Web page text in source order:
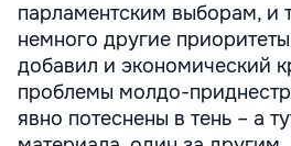
парламентским выборам, и
немного другие
добавил и экономический
проблемы молдо-
явно потеснены в тень – а